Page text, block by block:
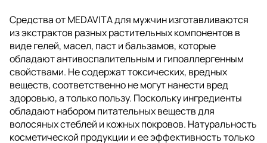
Средства от MEDAVITA для мужчин изготавливаются
из экстрактов разных растительных компонентов в
виде гелей, масел, паст и бальзамов, которые
обладают антивоспалительным и гипоаллергенным
свойствами. Не содержат токсических, вредных
веществ, соответственно не могут нанести вред
здоровью, а только пользу. Поскольку ингредиенты
обладают набором питательных веществ для
волосяных стеблей и кожных покровов. Натуральность
косметической продукции и ее эффективность только